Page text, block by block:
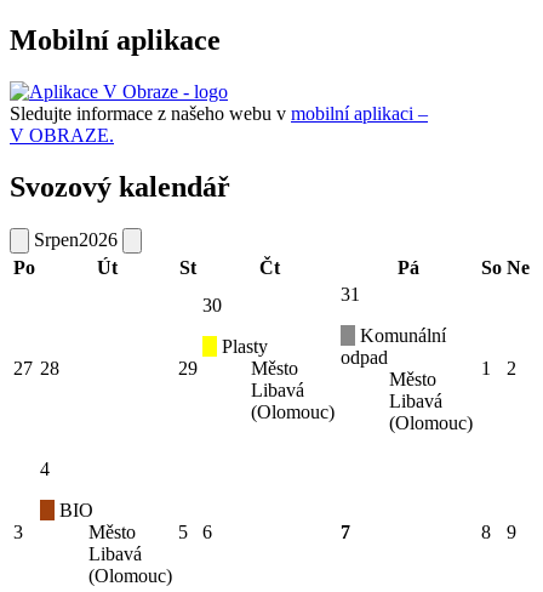
Mobilní aplikace
Sledujte informace z našeho webu v mobilní aplikaci –
V OBRAZE.
Svozový kalendář
Srpen2026
Po
Út St Čt Pá So Ne
27 28 29
30
Plasty
Město
Libavá
(Olomouc)
31
Komunální
odpad
Město
Libavá
(Olomouc)
1 2
3
4
BIO
Město
Libavá
(Olomouc)
5 6 7 8 9